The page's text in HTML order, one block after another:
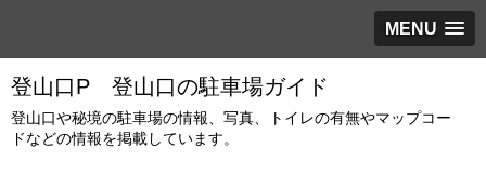
MENU
登山口P 登山口の駐車場ガイド
登山口や秘境の駐車場の情報、写真、トイレの有無やマップコー
ドなどの情報を掲載しています。